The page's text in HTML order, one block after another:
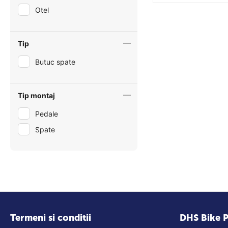
Otel
Tip
Butuc spate
Tip montaj
Pedale
Spate
Termeni si conditii DHS Bike